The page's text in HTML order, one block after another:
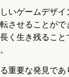
ゲームデザイ
させることが
く生き残ること
重要な発見で